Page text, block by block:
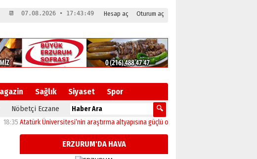
Hesap aç Oturum aç
📆 07.08.2026 • 17:43:50
Sağlık Siyaset Spor
Nöbetçi Eczane
Atatürk Üniversitesi’nin araştırma altyapısına güçlü onay 12:04
ERZURUM'DA HAVA